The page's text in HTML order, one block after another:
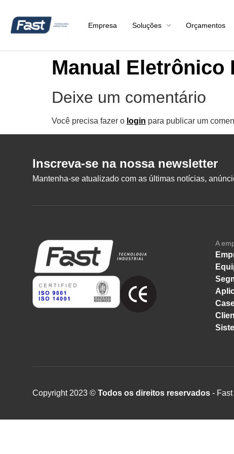
Empresa Soluções Orçamentos
Manual Eletrônico
Deixe um comentário
Você precisa fazer o login para publicar um
Inscreva-se na nossa newsletter
Mantenha-se atualizado com as últimas notícias,
A
Copyright 2023 © Todos os direitos reservados -